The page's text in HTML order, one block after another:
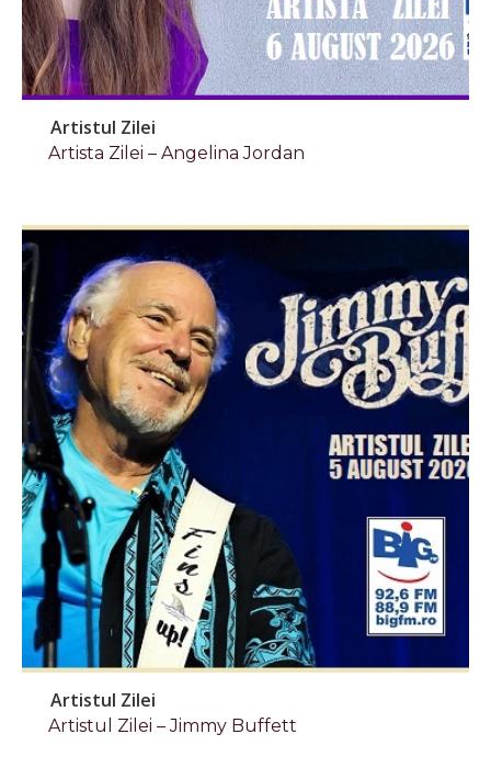
Artistul Zilei
Artista Zilei – Angelina Jordan
Artistul Zilei
Artistul Zilei – Jimmy Buffett